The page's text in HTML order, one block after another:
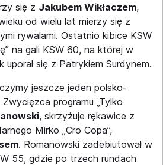
się z Jakubem Wikłaczem,
od wielu lat mierzy się z
rywalami. Ostatnio kibice KSW
na gali KSW 60, na której w
się z Patrykiem Surdynem.
jeszcze jeden polsko-
programu „Tylko
, skrzyżuje rękawice z
Mirko „Cro Copa”,
. Romanowski zadebiutował w
55, gdzie po trzech rundach